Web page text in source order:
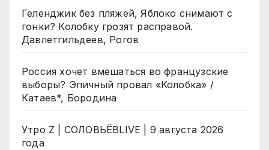
Геленджик без пляжей, Яблоко снимают с
гонки? Колобку грозят расправой.
Давлетгильдеев, Рогов
Россия хочет вмешаться во французские
выборы? Эпичный провал «Колобка» /
Катаев*, Бородина
Утро Z | СОЛОВЬЁВLIVE | 9 августа 2026
года